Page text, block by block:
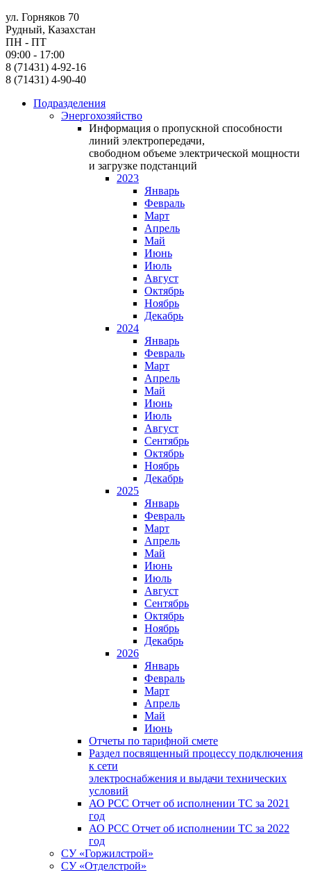
ул. Горняков 70
Рудный, Казахстан
ПН - ПТ
09:00 - 17:00
8 (71431) 4-92-16
8 (71431) 4-90-40
Подразделения
Энергохозяйство
Информация о пропускной способности
линий электропередачи,
свободном объеме электрической мощности
и загрузке подстанций
2023
Январь
Февраль
Март
Апрель
Май
Июнь
Июль
Август
Октябрь
Ноябрь
Декабрь
2024
Январь
Февраль
Март
Апрель
Май
Июнь
Июль
Август
Сентябрь
Октябрь
Ноябрь
Декабрь
2025
Январь
Февраль
Март
Апрель
Май
Июнь
Июль
Август
Сентябрь
Октябрь
Ноябрь
Декабрь
2026
Январь
Февраль
Март
Апрель
Май
Июнь
Отчеты по тарифной смете
Раздел посвященный процессу подключения
к сети
электроснабжения и выдачи технических
условий
АО РСС Отчет об исполнении ТС за 2021
год
АО РСС Отчет об исполнении ТС за 2022
год
СУ «Горжилстрой»
СУ «Отделстрой»